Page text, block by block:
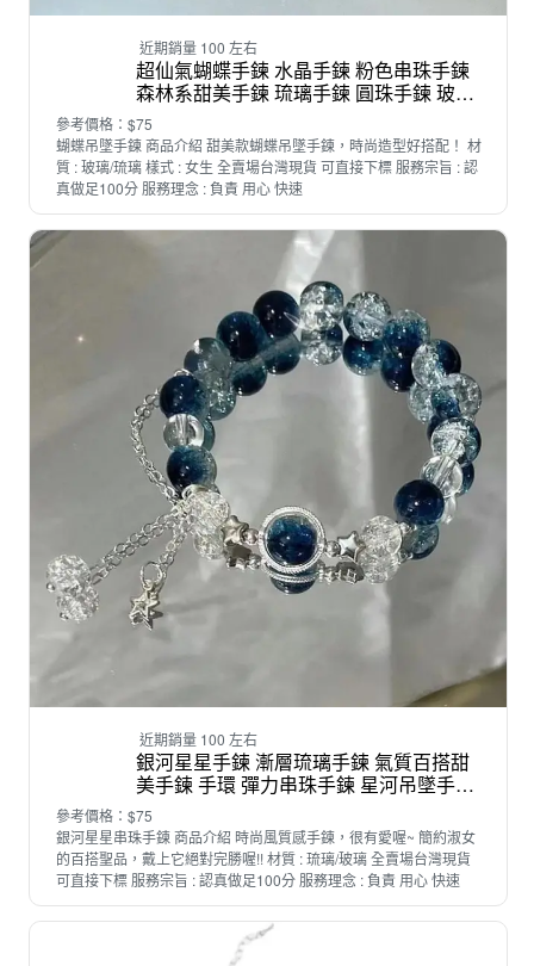
近期銷量 100 左右
超仙氣蝴蝶手鍊 水晶手鍊 粉色串珠手鍊
森林系甜美手鍊 琉璃手鍊 圓珠手鍊 玻璃
珠手鍊 彈力手環 吊墜手鏈 仙女氣質手鍊
參考價格：$75
蝴蝶吊墜手鍊 商品介紹 甜美款蝴蝶吊墜手鍊，時尚造型好搭配！ 材
質 : 玻璃/琉璃 樣式 : 女生 全賣場台灣現貨 可直接下標 服務宗旨 : 認
真做足100分 服務理念 : 負責 用心 快速
近期銷量 100 左右
銀河星星手鍊 漸層琉璃手鍊 氣質百搭甜
美手鍊 手環 彈力串珠手鍊 星河吊墜手鍊
女生飾品 漸變色水晶珠手鏈 手串珠珠手
鍊
參考價格：$75
銀河星星串珠手鍊 商品介紹 時尚風質感手鍊，很有愛喔~ 簡約淑女
的百搭聖品，戴上它絕對完勝喔!! 材質 : 琉璃/玻璃 全賣場台灣現貨
可直接下標 服務宗旨 : 認真做足100分 服務理念 : 負責 用心 快速